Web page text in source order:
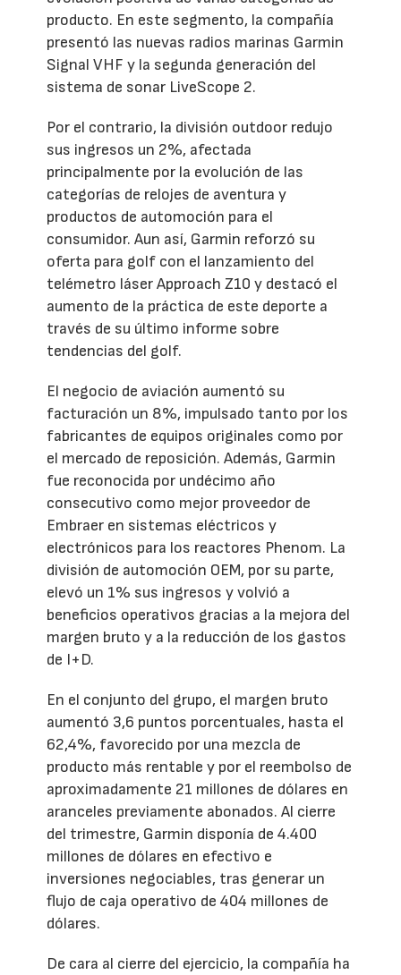
producto. En este segmento, la compañía
presentó las nuevas radios marinas Garmin
Signal VHF y la segunda generación del
sistema de sonar LiveScope 2.
Por el contrario, la división outdoor redujo
sus ingresos un 2%, afectada
principalmente por la evolución de las
categorías de relojes de aventura y
productos de automoción para el
consumidor. Aun así, Garmin reforzó su
oferta para golf con el lanzamiento del
telémetro láser Approach Z10 y destacó el
aumento de la práctica de este deporte a
través de su último informe sobre
tendencias del golf.
El negocio de aviación aumentó su
facturación un 8%, impulsado tanto por los
fabricantes de equipos originales como por
el mercado de reposición. Además, Garmin
fue reconocida por undécimo año
consecutivo como mejor proveedor de
Embraer en sistemas eléctricos y
electrónicos para los reactores Phenom. La
división de automoción OEM, por su parte,
elevó un 1% sus ingresos y volvió a
beneficios operativos gracias a la mejora del
margen bruto y a la reducción de los gastos
de I+D.
En el conjunto del grupo, el margen bruto
aumentó 3,6 puntos porcentuales, hasta el
62,4%, favorecido por una mezcla de
producto más rentable y por el reembolso de
aproximadamente 21 millones de dólares en
aranceles previamente abonados. Al cierre
del trimestre, Garmin disponía de 4.400
millones de dólares en efectivo e
inversiones negociables, tras generar un
flujo de caja operativo de 404 millones de
dólares.
De cara al cierre del ejercicio, la compañía ha